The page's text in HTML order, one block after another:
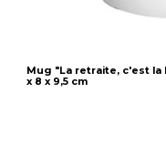
Mug "La retraite, c'est la
x 8 x 9,5 cm